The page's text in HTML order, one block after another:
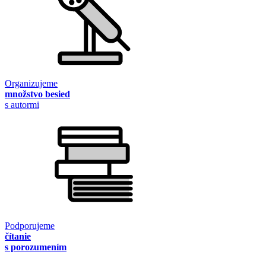
Organizujeme
množstvo besied
s autormi
Podporujeme
čítanie
s porozumením